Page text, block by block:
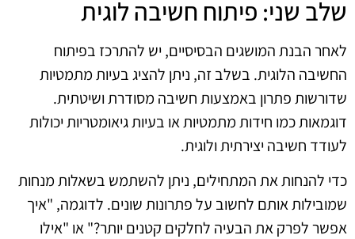
שלב שני: פיתוח חשיבה לוגית
לאחר הבנת המושגים הבסיסיים, יש להתרכז בפיתוח
החשיבה הלוגית. בשלב זה, ניתן להציג בעיות מתמטיות
שדורשות פתרון באמצעות חשיבה מסודרת ושיטתית.
דוגמאות כמו חידות מתמטיות או בעיות גיאומטריות יכולות
לעודד חשיבה יצירתית ולוגית.
כדי להנחות את המתחילים, ניתן להשתמש בשאלות מנחות
שמובילות אותם לחשוב על פתרונות שונים. לדוגמה, "איך
אפשר לפרק את הבעיה לחלקים קטנים יותר?" או "אילו